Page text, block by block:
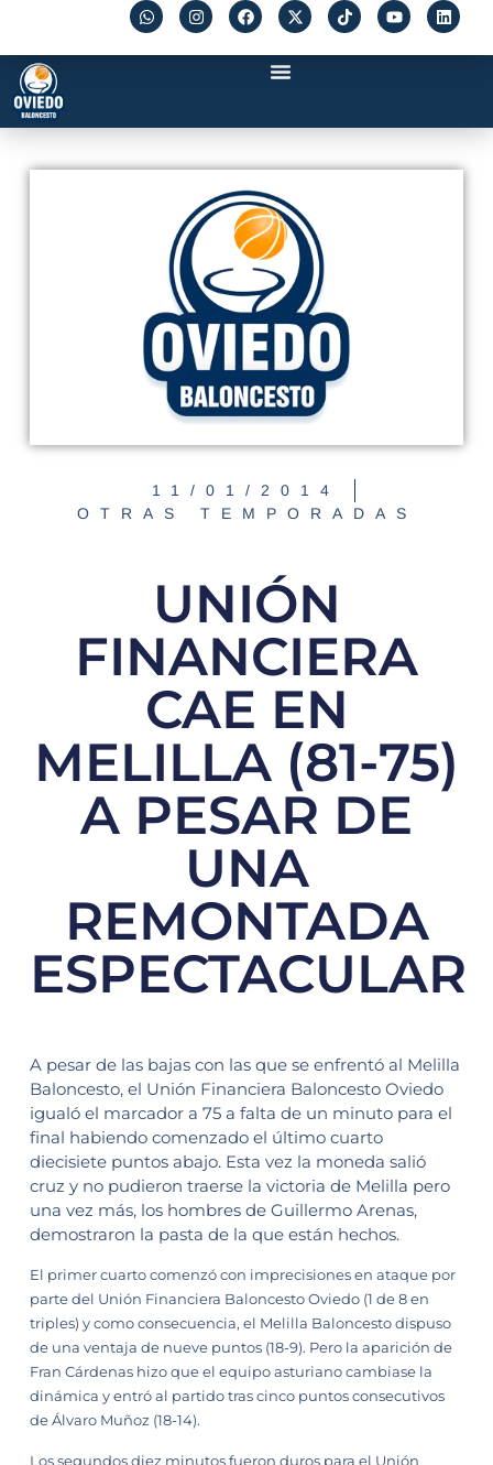
11/01/2014
OTRAS TEMPORADAS
UNIÓN
FINANCIERA
CAE EN
MELILLA (81-75)
A PESAR DE
UNA
REMONTADA
ESPECTACULAR
A pesar de las bajas con las que se enfrentó al Melilla
Baloncesto, el Unión Financiera Baloncesto Oviedo
igualó el marcador a 75 a falta de un minuto para el
final habiendo comenzado el último cuarto
diecisiete puntos abajo. Esta vez la moneda salió
cruz y no pudieron traerse la victoria de Melilla pero
una vez más, los hombres de Guillermo Arenas,
demostraron la pasta de la que están hechos.
El primer cuarto comenzó con imprecisiones en ataque por
parte del Unión Financiera Baloncesto Oviedo (1 de 8 en
triples) y como consecuencia, el Melilla Baloncesto dispuso
de una ventaja de nueve puntos (18-9). Pero la aparición de
Fran Cárdenas hizo que el equipo asturiano cambiase la
dinámica y entró al partido tras cinco puntos consecutivos
de Álvaro Muñoz (18-14).
Los segundos diez minutos fueron duros para el Unión